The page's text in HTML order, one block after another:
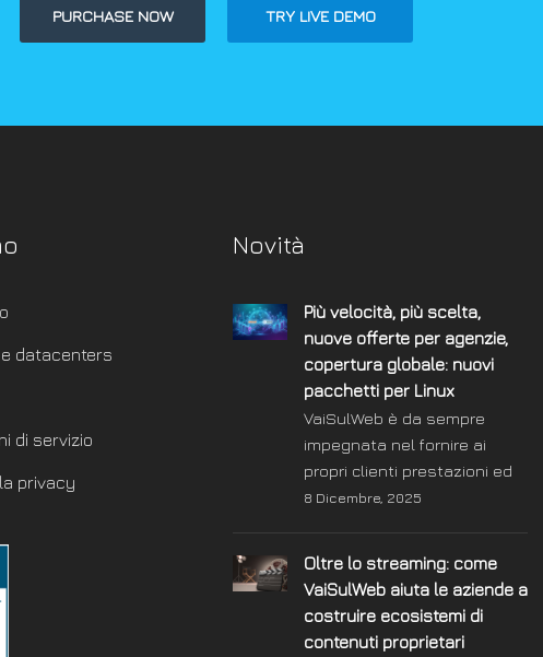
PURCHASE NOW TRY LIVE DEMO
datacenters
di servizio
privacy
Novità
Più velocità, più scelta,
nuove offerte per agenzie,
copertura globale: nuovi
pacchetti per Linux
VaiSulWeb è da sempre
impegnata nel fornire ai
propri clienti prestazioni ed
8 Dicembre, 2025
Oltre lo streaming: come
VaiSulWeb aiuta le aziende a
costruire ecosistemi di
contenuti proprietari